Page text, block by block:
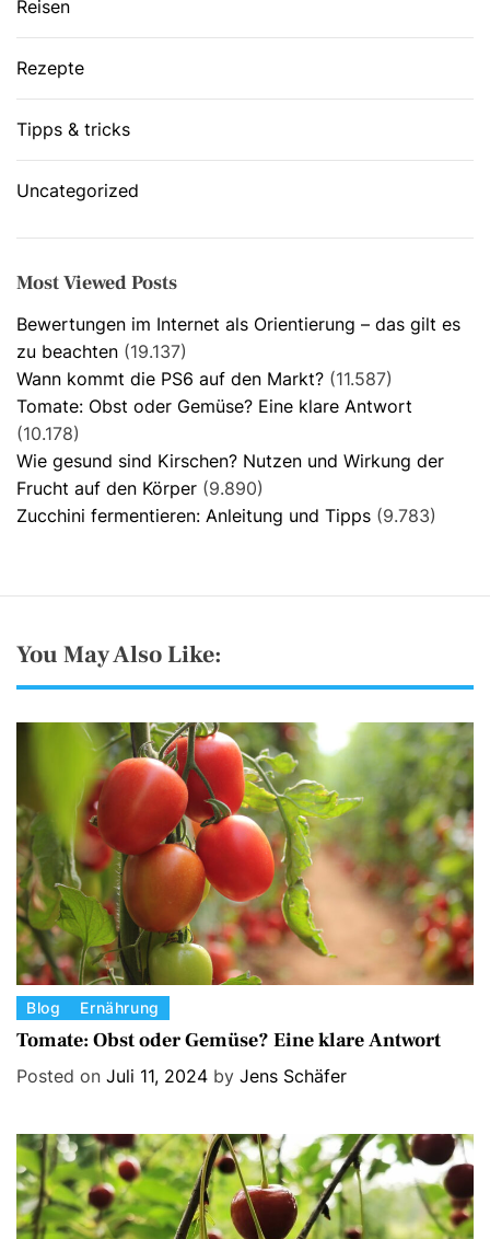
Reisen
Rezepte
Tipps & tricks
Uncategorized
Most Viewed Posts
Bewertungen im Internet als Orientierung – das gilt es
zu beachten (19.137)
Wann kommt die PS6 auf den Markt? (11.587)
Tomate: Obst oder Gemüse? Eine klare Antwort
(10.178)
Wie gesund sind Kirschen? Nutzen und Wirkung der
Frucht auf den Körper (9.890)
Zucchini fermentieren: Anleitung und Tipps (9.783)
You May Also Like:
C
a
e
o
r
i
e
Blog Ernährung
Tomate: Obst oder Gemüse? Eine klare Antwort
Posted on Juli 11, 2024 by Jens Schäfer